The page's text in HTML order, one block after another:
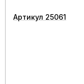
Артикул 25061